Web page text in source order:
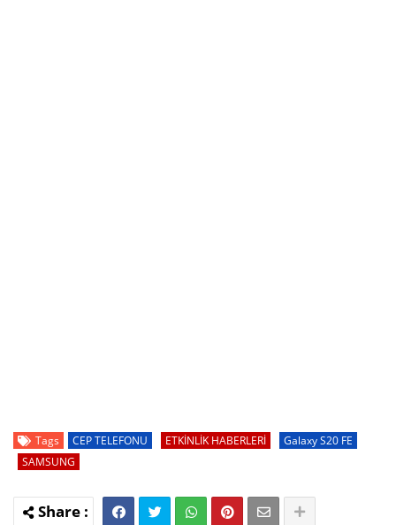
Tags CEP TELEFONU ETKİNLİK HABERLERİ
Galaxy S20 FE
SAMSUNG